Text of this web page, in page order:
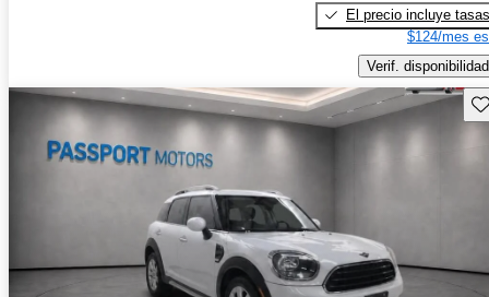
El precio incluye tasas
$124/mes
Verif. disponibilidad